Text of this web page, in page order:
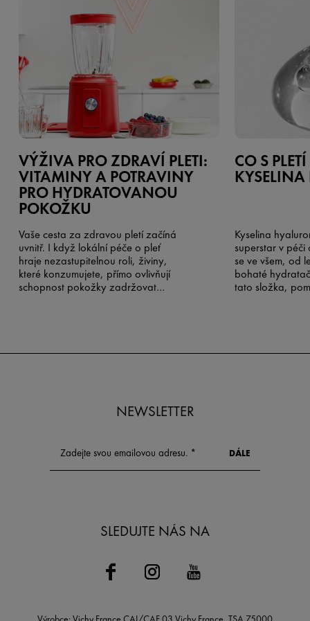
VÝŽIVA PRO ZDRAVÍ PLETI:
VITAMINY A POTRAVINY
PRO HYDRATOVANOU
POKOŽKU
Vaše cesta za zdravou pletí začíná
uvnitř. I když lokální péče o pleť
hraje nezastupitelnou roli, živiny,
které konzumujete, přímo ovlivňují
schopnost pokožky zadržovat
CO S
Kyselina
superstar v
se ve všem, od
bohaté
tato složka,
dosáhnout
NEWSLETTER
SLEDUJTE NÁS NA